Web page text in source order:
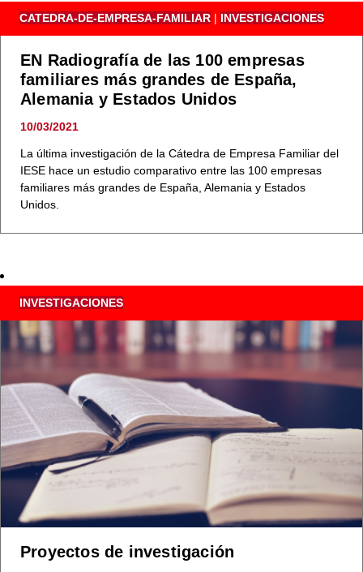
CATEDRA-DE-EMPRESA-FAMILIAR | INVESTIGACIONES
EN Radiografía de las 100 empresas
familiares más grandes de España,
Alemania y Estados Unidos
10/03/2021
La última investigación de la Cátedra de Empresa Familiar del
IESE hace un estudio comparativo entre las 100 empresas
familiares más grandes de España, Alemania y Estados
Unidos.
INVESTIGACIONES
Proyectos de investigación